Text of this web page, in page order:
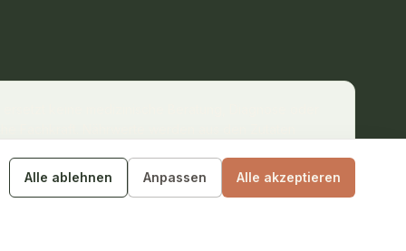
Alle ablehnen Anpassen Alle akzeptieren